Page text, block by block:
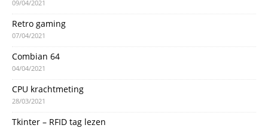
09/04/2021
Retro gaming
07/04/2021
Combian 64
04/04/2021
CPU krachtmeting
28/03/2021
Tkinter – RFID tag lezen